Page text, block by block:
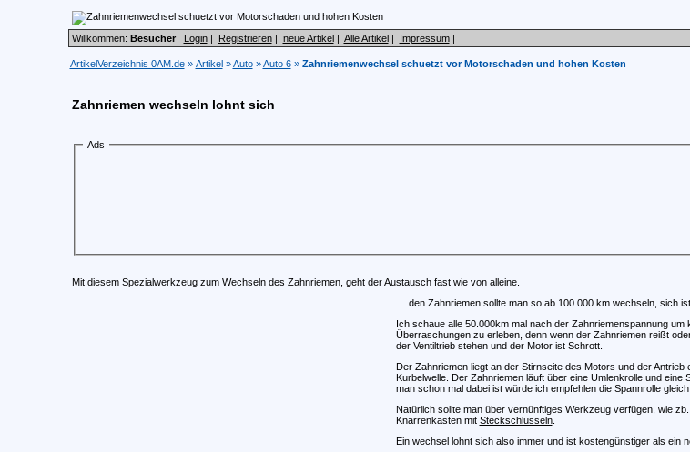
Willkommen: Besucher Login| Registrieren| neue Artikel| Alle Artikel| Impressum|
ArtikelVerzeichnis 0AM.de» Artikel»Auto»Auto 6» Zahnriemenwechsel schuetzt vor Motorschaden und hohen Kosten
Zahnriemen wechseln lohnt sich
Ads
Mit diesem Spezialwerkzeug zum Wechseln des Zahnriemen, geht der Austausch fast wie von alleine.
… den Zahnriemen sollte man so ab 100.000 km wechseln, sich
Ich schaue alle 50.000km mal nach der Zahnriemenspannung um
Überraschungen zu erleben, denn wenn der Zahnriemen reißt
der Ventiltrieb stehen und der Motor ist Schrott.
Der Zahnriemen liegt an der Stirnseite des Motors und der Antrieb
Kurbelwelle. Der Zahnriemen läuft über eine Umlenkrolle und eine
man schon mal dabei ist würde ich empfehlen die Spannrolle
Natürlich sollte man über vernünftiges Werkzeug verfügen, wie
Knarrenkasten mit Steckschlüsseln.
Ein wechsel lohnt sich also immer und ist kostengünstiger als ein